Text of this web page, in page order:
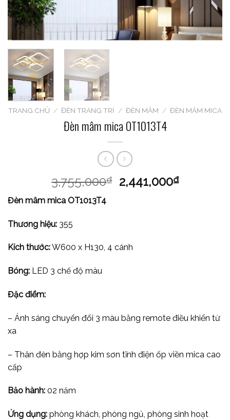
TRANG CHỦ / ĐÈN TRANG TRÍ / ĐÈN MÂM / ĐÈN MÂM MICA
Đèn mâm mica OT1013T4
3,755,000₫ 2,441,000₫
Đèn mâm mica OT1013T4
Thương hiệu: 355
Kích thước:W600 x H130, 4 cánh
Bóng: LED 3 chế độ màu
Đặc điểm:
– Ánh sáng chuyển đổi 3 màu bằng remote điều khiển từ
xa
– Thân đèn bằng hợp kim sơn tĩnh điện ốp viền mica cao
cấp
Bảo hành: 02 năm
Ứng dụng: phòng khách, phòng ngủ, phòng sinh hoạt